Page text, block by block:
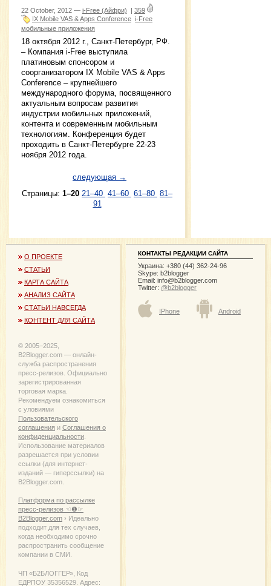
22 October, 2012 — i-Free (Айфри) | 359
IX Mobile VAS & Apps Conference i-Free
мобильные приложения
18 октября 2012 г., Санкт-Петербург, РФ.
– Компания i-Free выступила
платиновым спонсором и
соорганизатором IX Mobile VAS & Apps
Conference – крупнейшего
международного форума, посвященного
актуальным вопросам развития
индустрии мобильных приложений,
контента и современным мобильным
технологиям. Конференция будет
проходить в Санкт-Петербурге 22-23
ноября 2012 года.
следующая →
Страницы: 1–20 21–40 41–60 61–80 81–
91
О ПРОЕКТЕ
СТАТЬИ
КАРТА САЙТА
АНАЛИЗ САЙТА
СТАТЬИ НАВСЕГДА
КОНТЕНТ ДЛЯ САЙТА
© 2005−2025,
B2Blogger.com — онлайн-
служба распространения
пресс-релизов. Официально
зарегистрированная
торговая марка.
Рекомендуем ознакомиться
с уловиями
Пользовательского
соглашения и Соглашения о
конфиденциальности
Использование материалов
разрешается при условии
ссылки (для интернет-
изданий — гиперссылки) на
B2Blogger.com.
Платформа по рассылке
пресс-релизов ☜❶☞
B2Blogger.com › Идеально
подходит для тех случаев,
когда необходимо срочно
распространить сообщение
компании в СМИ.
ЧП «Б2БЛОГГЕР», Код
ЕДРПОУ 35356529. Адрес:
КОНТАКТЫ РЕДАКЦИИ САЙТА
Украина: +380 (44) 362-24-96
Skype: b2blogger
Email: info@b2blogger.com
Twitter: @b2blogger
IPhone Android